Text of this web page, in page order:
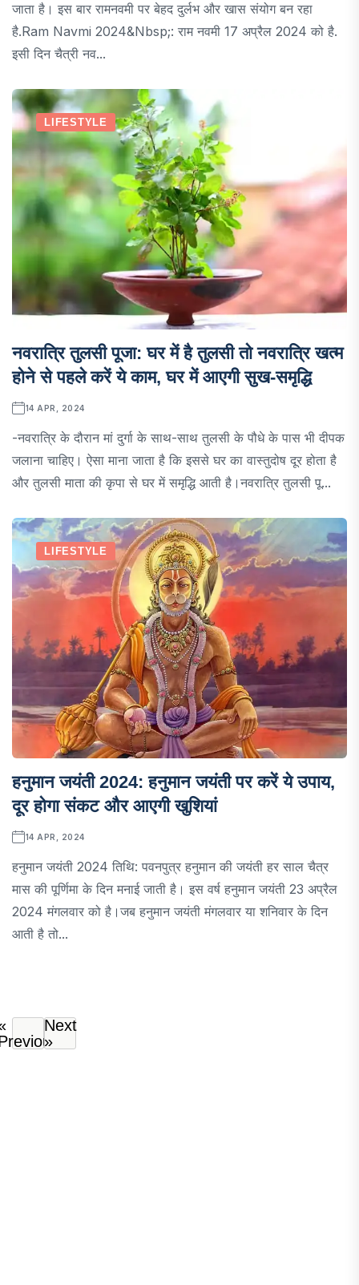
जाता है। इस बार रामनवमी पर बेहद दुर्लभ और खास संयोग बन रहा
है.Ram Navmi 2024&nbsp;: राम नवमी 17 अप्रैल 2024 को है.
इसी दिन चैत्री नव...
LIFESTYLE
नवरात्रि तुलसी पूजा: घर में है तुलसी तो नवरात्रि खत्म
होने से पहले करें ये काम, घर में आएगी सुख-समृद्धि
14 APR, 2024
-नवरात्रि के दौरान मां दुर्गा के साथ-साथ तुलसी के पौधे के पास भी दीपक
जलाना चाहिए। ऐसा माना जाता है कि इससे घर का वास्तुदोष दूर होता है
और तुलसी माता की कृपा से घर में समृद्धि आती है।नवरात्रि तुलसी पू...
LIFESTYLE
हनुमान जयंती 2024: हनुमान जयंती पर करें ये उपाय,
दूर होगा संकट और आएगी खुशियां
14 APR, 2024
हनुमान जयंती 2024 तिथि: पवनपुत्र हनुमान की जयंती हर साल चैत्र
मास की पूर्णिमा के दिन मनाई जाती है। इस वर्ष हनुमान जयंती 23 अप्रैल
2024 मंगलवार को है।जब हनुमान जयंती मंगलवार या शनिवार के दिन
आती है तो...
Next
»